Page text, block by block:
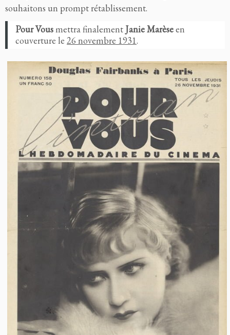
souhaitons un prompt rétablissement.
Pour Vousmettra finalement Janie Marèseen
couverture le 26 novembre 1931.